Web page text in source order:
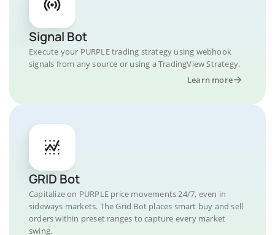
Signal Bot
Execute your PURPLE trading strategy using webhook
signals from any source or using a TradingView Strategy.
Learn more
GRID Bot
Capitalize on PURPLE price movements 24/7, even in
sideways markets. The Grid Bot places smart buy and sell
orders within preset ranges to capture every market
swing.